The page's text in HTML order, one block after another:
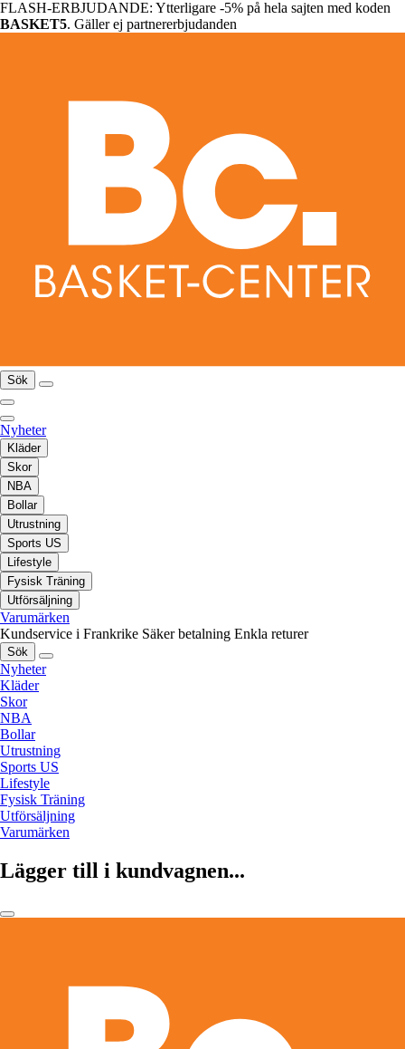
FLASH-ERBJUDANDE: Ytterligare -5% på hela sajten med koden
BASKET5. Gäller ej partnererbjudanden
Sök
Nyheter
Kläder
Skor
NBA
Bollar
Utrustning
Sports US
Lifestyle
Fysisk Träning
Utförsäljning
Varumärken
Kundservice i Frankrike Säker betalning Enkla returer
Sök
Nyheter
Kläder
Skor
NBA
Bollar
Utrustning
Sports US
Lifestyle
Fysisk Träning
Utförsäljning
Varumärken
Lägger till i kundvagnen...